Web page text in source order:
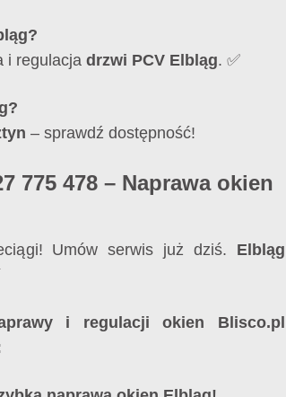
i regulacja drzwi PCV Elbląg. ✅
– sprawdź dostępność!
775 478 – Naprawa okien
Umów serwis już dziś. Elbląg
i regulacji okien Blisco.pl